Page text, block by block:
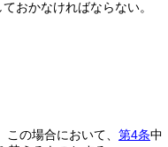
おかなければならない。
この場合において、 第4条中